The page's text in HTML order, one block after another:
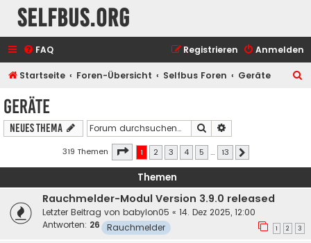
selfbus.org
FAQ Anmelden
Registrieren
Startseite Foren-Übersicht Selfbus Foren Geräte
Geräte
Neues Thema Suche
319 Themen Seite von13
1 2 3 4 5 … 13
Themen
Rauchmelder-Modul Version 3.9.0 released
Letzter Beitrag von babylon05 « 14. Dez 2025, 12:00
Antworten: 26 1 2 3
Rauchmelder